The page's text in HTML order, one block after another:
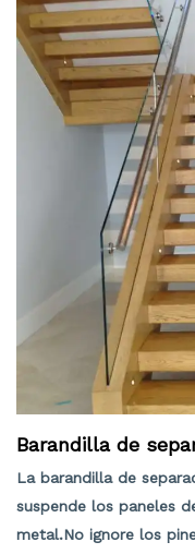
Barandilla de
La barandilla de
suspende los paneles
metal.No ignore los